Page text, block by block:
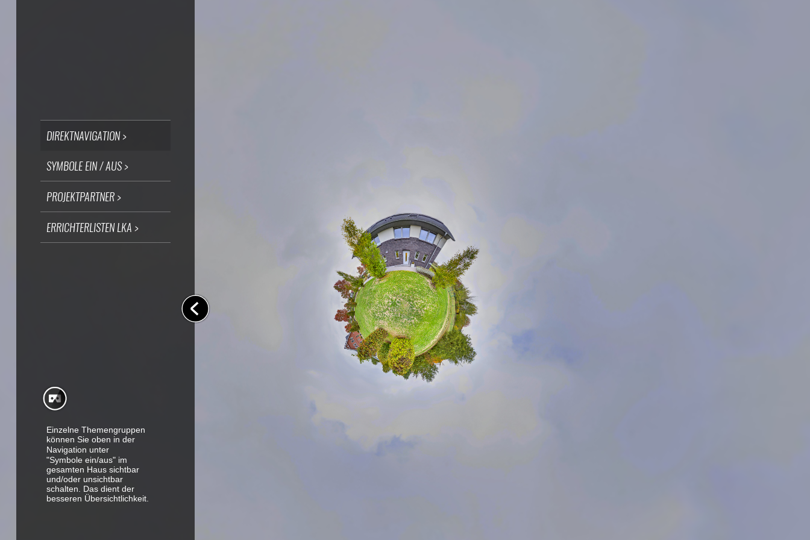
DIREKTNAVIGATION >
SYMBOLE EIN / AUS >
PROJEKTPARTNER >
ERRICHTERLISTEN LKA >
Einzelne Themengruppen
können Sie oben in der
Navigation unter
"Symbole ein/aus" im
gesamten Haus sichtbar
und/oder unsichtbar
schalten. Das dient der
besseren Übersichtlichkeit.